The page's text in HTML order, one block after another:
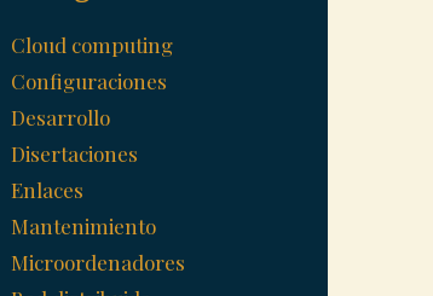
Cloud computing
Configuraciones
Desarrollo
Disertaciones
Enlaces
Mantenimiento
Microordenadores